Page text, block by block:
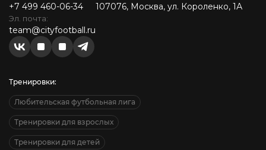
+7 499 460-06-34
Эл. почта:
team@cityfootball.ru
107076, Москва, ул. Короленко, 1А
Тренировки:
Любительская футбольная лига
Тренировки для взрослых
Тренировки для детей